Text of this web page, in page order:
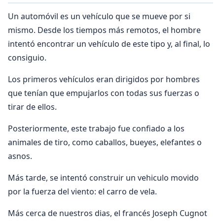
Un automóvil es un vehículo que se mueve por si
mismo. Desde los tiempos más remotos, el hombre
intentó encontrar un vehículo de este tipo y, al final, lo
consiguio.
Los primeros vehículos eran dirigidos por hombres
que tenían que empujarlos con todas sus fuerzas o
tirar de ellos.
Posteriormente, este trabajo fue confiado a los
animales de tiro, como caballos, bueyes, elefantes o
asnos.
Más tarde, se intentó construir un vehiculo movido
por la fuerza del viento: el carro de vela.
Más cerca de nuestros dias, el francés Joseph Cugnot